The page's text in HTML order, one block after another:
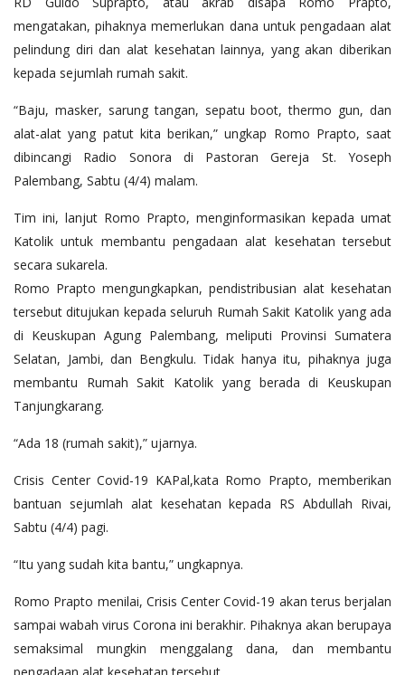
mengatakan, pihaknya memerlukan dana untuk pengadaan alat
pelindung diri dan alat kesehatan lainnya, yang akan diberikan
kepada sejumlah rumah sakit.
“Baju, masker, sarung tangan, sepatu boot, thermo gun, dan
alat-alat yang patut kita berikan,” ungkap Romo Prapto, saat
dibincangi Radio Sonora di Pastoran Gereja St. Yoseph
Palembang, Sabtu (4/4) malam.
Tim ini, lanjut Romo Prapto, menginformasikan kepada umat
Katolik untuk membantu pengadaan alat kesehatan tersebut
secara sukarela.
Romo Prapto mengungkapkan, pendistribusian alat kesehatan
tersebut ditujukan kepada seluruh Rumah Sakit Katolik yang ada
di Keuskupan Agung Palembang, meliputi Provinsi Sumatera
Selatan, Jambi, dan Bengkulu. Tidak hanya itu, pihaknya juga
membantu Rumah Sakit Katolik yang berada di Keuskupan
Tanjungkarang.
“Ada 18 (rumah sakit),” ujarnya.
Crisis Center Covid-19 KAPal,kata Romo Prapto, memberikan
bantuan sejumlah alat kesehatan kepada RS Abdullah Rivai,
Sabtu (4/4) pagi.
“Itu yang sudah kita bantu,” ungkapnya.
Romo Prapto menilai, Crisis Center Covid-19 akan terus berjalan
sampai wabah virus Corona ini berakhir. Pihaknya akan berupaya
semaksimal mungkin menggalang dana, dan membantu
pengadaan alat kesehatan tersebut.